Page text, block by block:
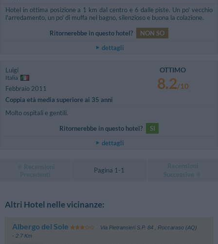
Hotel in ottima posizione a 1 km dal centro e 6 dalle piste. Un po' vecchio
l'arredamento, un po' di muffa nel bagno, silenzioso e buona la colazione.
Ritornerebbe in questo hotel?
NON SO
dettagli
Luigi
Italia
Febbraio 2011
Coppia età media superiore ai 35 anni
OTTIMO
8.2/10
Molto ospitali e gentili.
Ritornerebbe in questo hotel?
SI
dettagli
Pagina 1-1
Altri Hotel nelle vicinanze:
Albergo del Sole Via Pietransieri S.P. 84
Roccaraso (AQ)
- 2.7 Km